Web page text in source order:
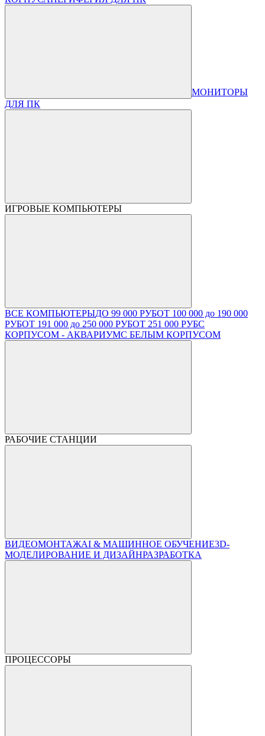
МОНИТОРЫ
ДЛЯ ПК
ИГРОВЫЕ КОМПЬЮТЕРЫ
ВСЕ КОМПЬЮТЕРЫДО 99 000 РУБОТ 100 000 до 190 000
РУБОТ 191 000 до 250 000 РУБОТ 251 000 РУБС
КОРПУСОМ - АКВАРИУМС БЕЛЫМ КОРПУСОМ
РАБОЧИЕ СТАНЦИИ
ВИДЕОМОНТАЖAI & МАШИННОЕ ОБУЧЕНИЕ3D-
МОДЕЛИРОВАНИЕ И ДИЗАЙНРАЗРАБОТКА
ПРОЦЕССОРЫ